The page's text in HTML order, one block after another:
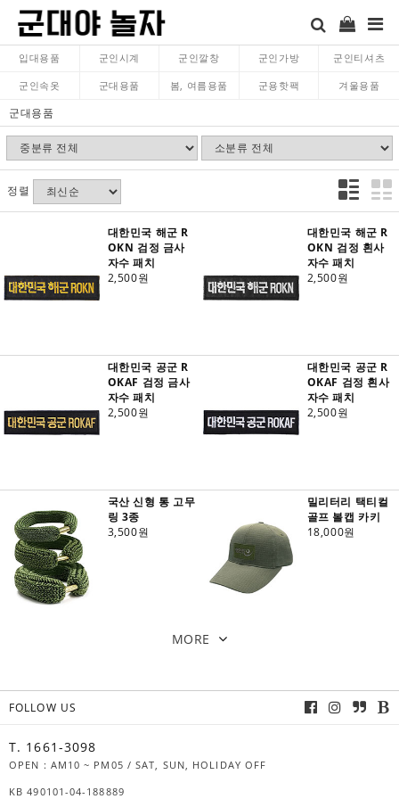
입대용품 군인시계 군인깔창 군인가방 군인티셔츠
군인속옷 군대용품 봄, 여름용품 군용핫팩 겨울용품
군대용품
정렬
대한민국 해군 R
OKN 검정 금사
자수 패치
2,500원
대한민국 해군 R
OKN 검정 흰사
자수 패치
2,500원
대한민국 공군 R
OKAF 검정 금사
자수 패치
2,500원
대한민국 공군 R
OKAF 검정 흰사
자수 패치
2,500원
국산 신형 통 고무
링 3종
3,500원
밀리터리 택티컬
골프 볼캡 카키
18,000원
MORE
FOLLOW US
T. 1661-3098
OPEN : AM10 ~ PM05 / SAT, SUN, HOLIDAY OFF
KB 490101-04-188889